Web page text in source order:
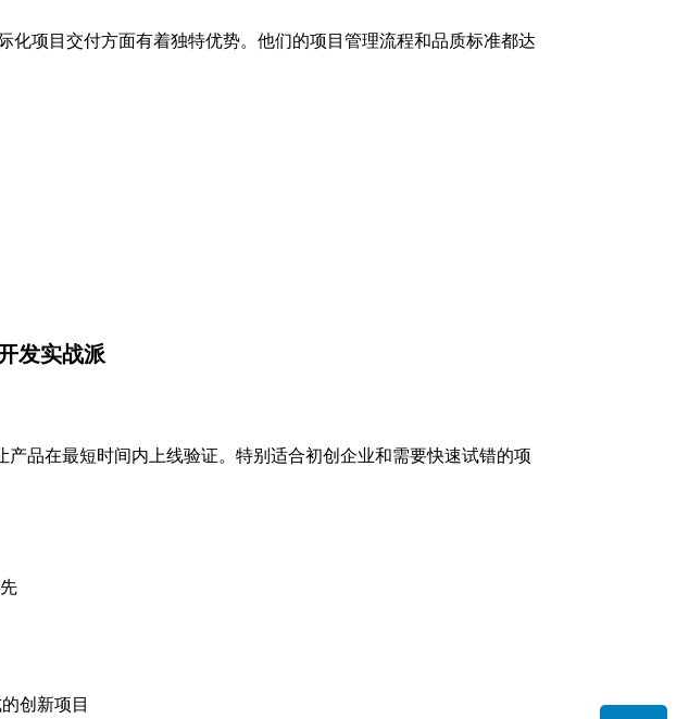
化项目交付方面有着独特优势。他们的项目管理流程和品质标准都达
发实战派
产品在最短时间内上线验证。特别适合初创企业和需要快速试错的项
创新项目